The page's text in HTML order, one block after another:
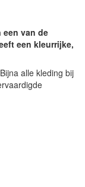
van de
een kleurrijke,
alle kleding bij